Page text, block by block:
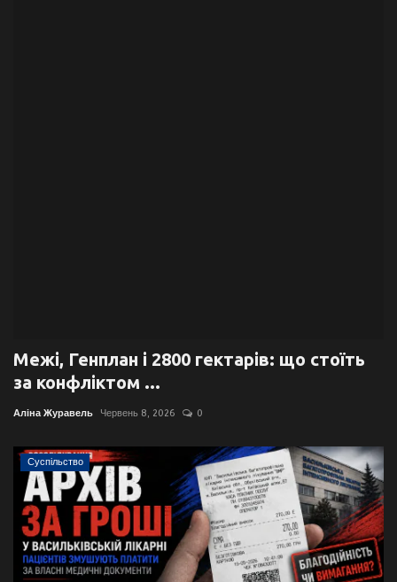
English Ukraine
Межі, Генплан і 2800 гектарів: що стоїть
за конфліктом ...
Аліна Журавель Червень 8, 2026 0
Суспільство